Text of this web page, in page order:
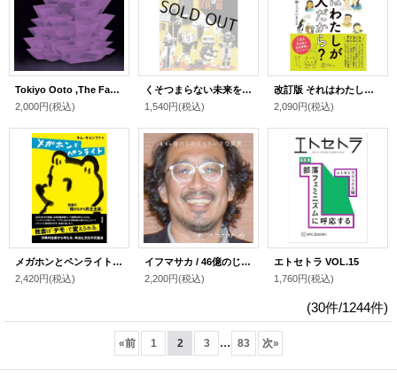
Tokiyo Ooto ,The Fax / split (7inch)
2,000円(税込)
くそつまらない未来を変えられるかもしれない投資の話 / ヤマザキOKコンピュータ (著), 香山哲 (イラスト)
1,540円(税込)
改訂版 それはわたしが外国人だから？ 日本の入管で起こっていること / 安田菜津紀 (著), 金井真紀 (イラスト)
2,090円(税込)
メガホンとペンライト 韓国の「騒ぎながら民主主義」 / キム・キョンファ (著), 金暻和 (著)
2,420円(税込)
イフマサカ / 46億のじかんとちいさな風景 (CD)
2,200円(税込)
エトセトラ VOL.15
1,760円(税込)
(30件/1244件)
«前 1 2 3 ... 83 次»